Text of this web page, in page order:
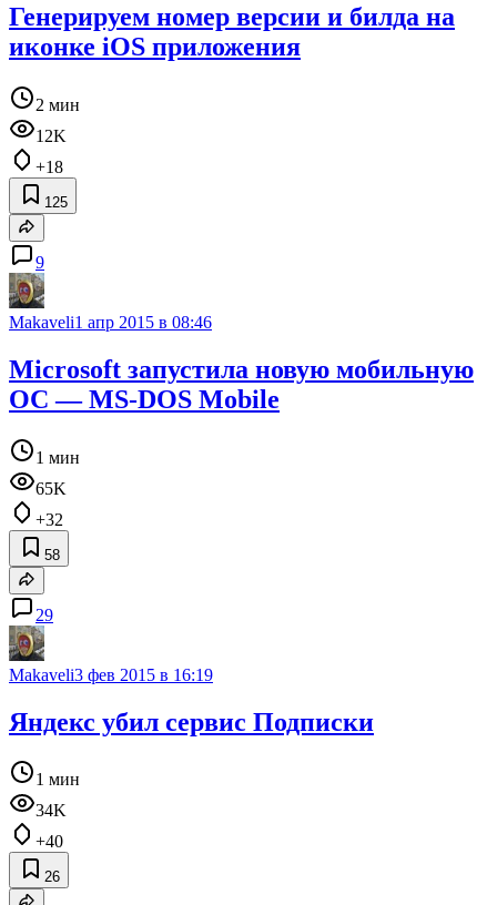
Генерируем номер версии и билда на
иконке iOS приложения
2 мин
12K
+18
125
9
Makaveli1 апр 2015 в 08:46
Microsoft запустила новую мобильную
ОС — MS-DOS Mobile
1 мин
65K
+32
58
29
Makaveli3 фев 2015 в 16:19
Яндекс убил сервис Подписки
1 мин
34K
+40
26